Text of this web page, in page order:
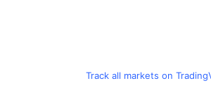
Track all markets on